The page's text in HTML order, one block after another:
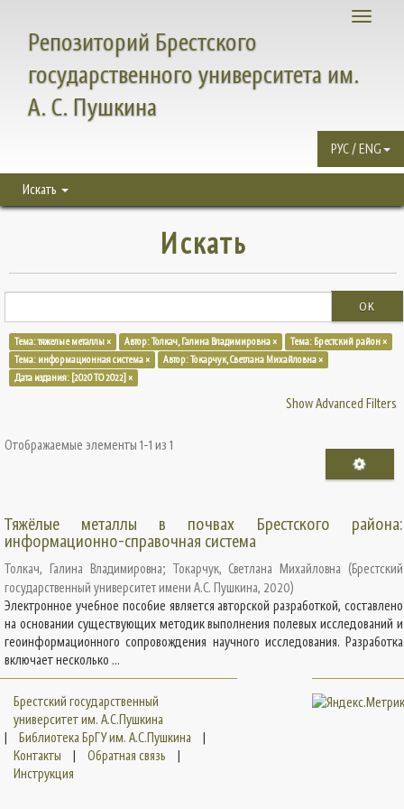
Toggle
Репозиторий Брестского
государственного университета им.
А. С. Пушкина
РУС / ENG
Искать
Искать
OK
Тема: тяжелые металлы × Автор: Толкач, Галина Владимировна ×
Тема: Брестский район ×
Тема: информационная система ×
Автор: Токарчук, Светлана Михайловна ×
Дата издания: [2020 TO 2022] ×
Show Advanced Filters
Отображаемые элементы 1-1 из 1
Тяжёлые металлы в почвах Брестского района:
информационно-справочная система
Толкач, Галина Владимировна; Токарчук, Светлана Михайловна (Брестский
государственный университет имени А.С. Пушкина, 2020)
Электронное учебное пособие является авторской разработкой, составлено
на основании существующих методик выполнения полевых исследований и
геоинформационного сопровождения научного исследования. Разработка
включает несколько ...
Брестский государственный
университет им. А.С.Пушкина
|
Библиотека БрГУ им. А.С.Пушкина
|
Контакты
| Обратная связь
|
Инструкция